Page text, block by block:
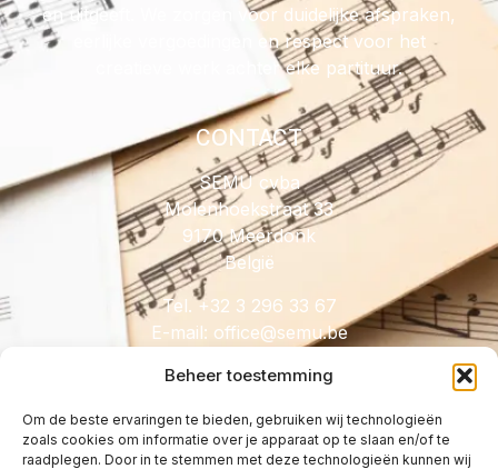
Beheer toestemming
Om de beste ervaringen te bieden, gebruiken wij technologieën
zoals cookies om informatie over je apparaat op te slaan en/of te
raadplegen. Door in te stemmen met deze technologieën kunnen wij
en uitgeeft. We zorgen voor duidelijke afspraken,
eerlijke vergoedingen en respect voor het
creatieve werk achter elke partituur.
CONTACT
SEMU cvba
Molenhoekstraat 33
9170 Meerdonk
België
Tel. +32 3 296 33 67
E-mail:
eb.umes
@eciffo
HANDIG